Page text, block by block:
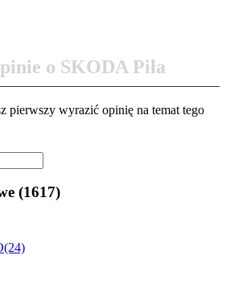
o SKODA Piła
pierwszy wyrazić opinię na temat tego
(1617)
(24)